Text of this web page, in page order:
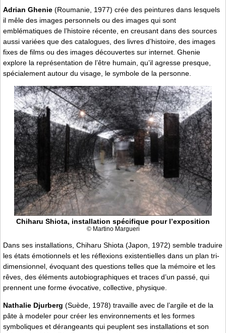
Adrian Ghenie (Roumanie, 1977) crée des peintures dans lesquels
il mêle des images personnels ou des images qui sont
emblématiques de l’histoire récente, en creusant dans des sources
aussi variées que des catalogues, des livres d’histoire, des images
fixes de films ou des images découvertes sur internet. Ghenie
explore la représentation de l’être humain, qu’il agresse presque,
spécialement autour du visage, le symbole de la personne.
Chiharu Shiota, installation spécifique pour l’exposition
© Martino Margueri
Dans ses installations, Chiharu Shiota (Japon, 1972) semble traduire
les états émotionnels et les réflexions existentielles dans un plan tri-
dimensionnel, évoquant des questions telles que la mémoire et les
rêves, des éléments autobiographiques et traces d’un passé, qui
prennent une forme évocative, collective, physique.
Nathalie Djurberg (Suède, 1978) travaille avec de l’argile et de la
pâte à modeler pour créer les environnements et les formes
symboliques et dérangeants qui peuplent ses installations et son